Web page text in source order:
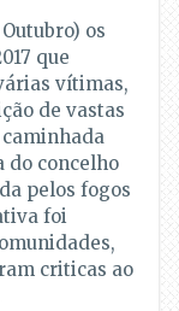
os
que
vítimas,
de vastas
do concelho
pelos fogos
foi
criticas ao